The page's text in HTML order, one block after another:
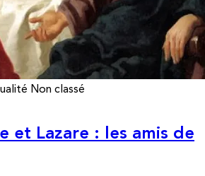
Non classé
et Lazare : les amis de